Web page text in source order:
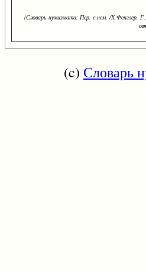
(Словарь нумизмата: Пер. с нем. /Х.Фенглер,
(c) Словарь